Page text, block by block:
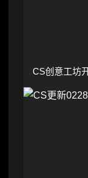
CS创意工坊